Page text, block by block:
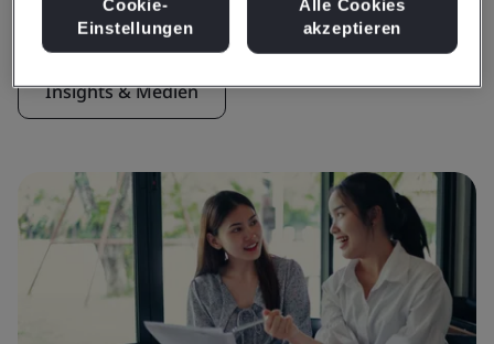
Insights & Medien
Cookie-
Einstellungen
Alle Cookies
akzeptieren